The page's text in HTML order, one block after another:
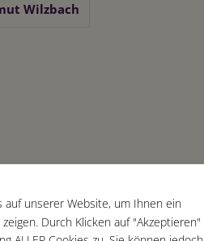
Wilzbach
auf unserer Website, um Ihnen ein
Durch Klicken auf "Akzeptieren"